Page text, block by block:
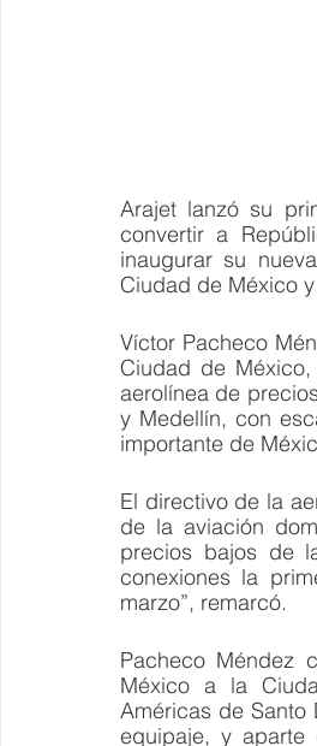
Arajet lanzó su
convertir a
inaugurar su
Ciudad de México
Víctor Pacheco
Ciudad de
aerolínea de
y Medellín, con
importante de
El directivo de la
de la aviación
precios bajos de
conexiones la
marzo”, remarcó.
Pacheco Méndez
México a la
Américas de
equipaje, y